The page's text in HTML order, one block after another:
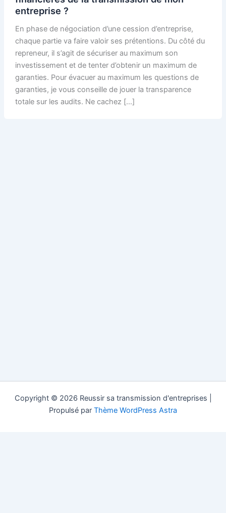
entreprise ?
En phase de négociation d’une cession d’entreprise,
chaque partie va faire valoir ses prétentions. Du côté du
repreneur, il s’agit de sécuriser au maximum son
investissement et de tenter d’obtenir un maximum de
garanties. Pour évacuer au maximum les questions de
garanties, je vous conseille de jouer la transparence
totale sur les audits. Ne cachez […]
Copyright © 2026 Reussir sa transmission d'entreprises |
Propulsé par Thème WordPress Astra